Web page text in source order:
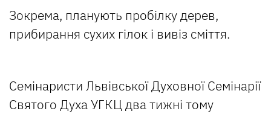
Зокрема, планують пробілку дерев,
прибирання сухих гілок і вивіз сміття.
Семінаристи Львівської Духовної Семінарії
Святого Духа УГКЦ два тижні тому